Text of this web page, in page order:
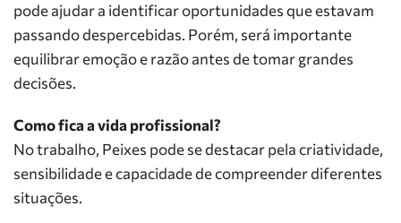
pode ajudar a identificar oportunidades que estavam
passando despercebidas. Porém, será importante
equilibrar emoção e razão antes de tomar grandes
decisões.
Como fica a vida profissional?
No trabalho, Peixes pode se destacar pela criatividade,
sensibilidade e capacidade de compreender diferentes
situações.